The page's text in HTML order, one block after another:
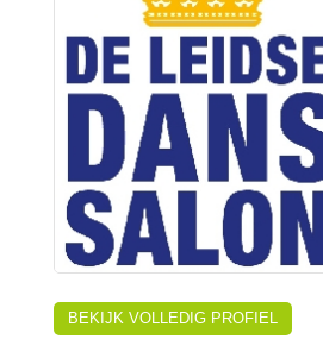
BEKIJK VOLLEDIG PROFIEL